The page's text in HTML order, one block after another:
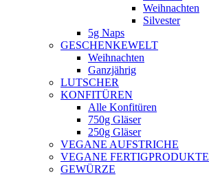
Weihnachten
Silvester
5g Naps
GESCHENKEWELT
Weihnachten
Ganzjährig
LUTSCHER
KONFITÜREN
Alle Konfitüren
750g Gläser
250g Gläser
VEGANE AUFSTRICHE
VEGANE FERTIGPRODUKTE
GEWÜRZE